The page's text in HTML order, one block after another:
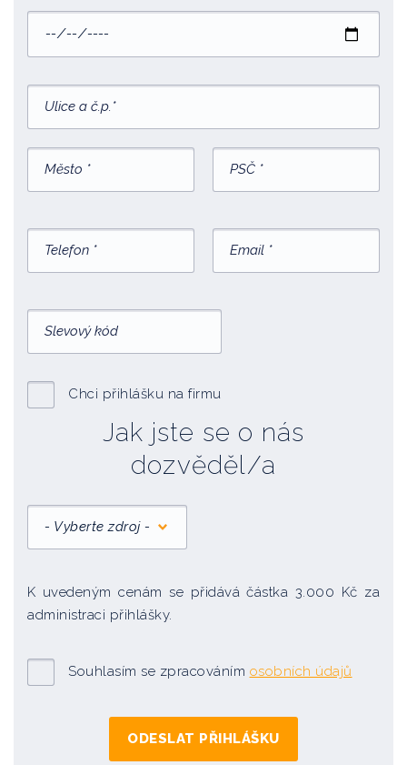
Chci přihlášku na firmu
Jak jste se o nás
dozvěděl/a
- Vyberte zdroj -
K uvedeným cenám se přidává částka 3.000 Kč za
administraci přihlášky.
Souhlasím se zpracováním osobních údajů